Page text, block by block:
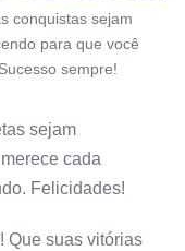
conquistas sejam
para que você
sempre!
sejam
cada
Felicidades!
Que suas vitórias